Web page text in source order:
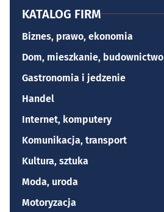
KATALOG FIRM
Biznes, prawo, ekonomia
Dom, mieszkanie, budownictwo
Gastronomia i jedzenie
Handel
Internet, komputery
Komunikacja, transport
Kultura, sztuka
Moda, uroda
Motoryzacja